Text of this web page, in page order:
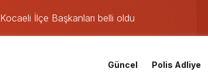
İlçe Başkanları belli oldu
açıklama: Hürriyet gözaltına
Başakşehir maçı öncesi şok gelişme: Lisans
ve Başiskele’nin su ihtiyacına dev yatırım
Güncel Polis Adliye